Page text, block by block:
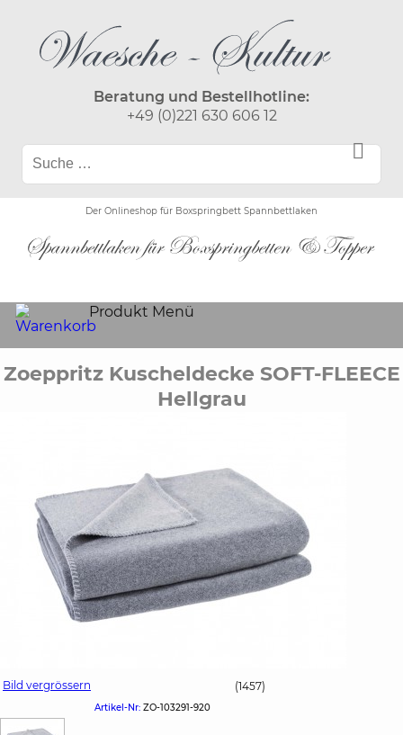
Beratung und Bestellhotline:
+49 (0)221 630 606 12
Der Onlineshop für Boxspringbett Spannbettlaken
Produkt Menü
Zoeppritz Kuscheldecke SOFT-FLEECE
Hellgrau
Bild vergrössern (1457)
Artikel-Nr: ZO-103291-920